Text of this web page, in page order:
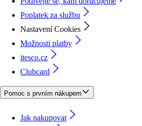
Poplatek za službu
Nastavení Cookies
Možnosti platby
itesco.cz
Clubcard
Pomoc s prvním nákupem
Jak nakupovat